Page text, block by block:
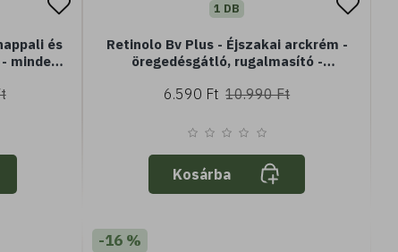
és
minden
1 DB
Retinolo Bv Plus - Éjszakai arckrém -
öregedésgátló, rugalmasító -
6.590 Ft 10.990 Ft
Kosárba
-16 %